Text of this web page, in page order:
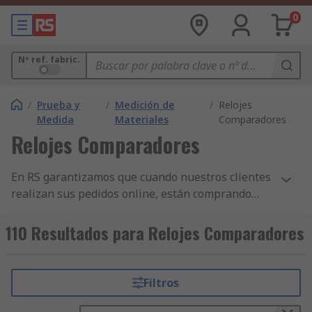
0
Nº ref. fabric.
/ Prueba y
Medida
/ Medición de
Materiales
/ Relojes
Comparadores
Relojes Comparadores
En RS garantizamos que cuando nuestros clientes
realizan sus pedidos online, están comprando
con las normas de seguridad pertinentes. Hemos
construido nuestra reputación sobre nuestro
componentes de Indicadores de Dial de Émbolo y
otros productos de Medición Lineal y Prueba y
110 Resultados para Relojes Comparadores
Filtros